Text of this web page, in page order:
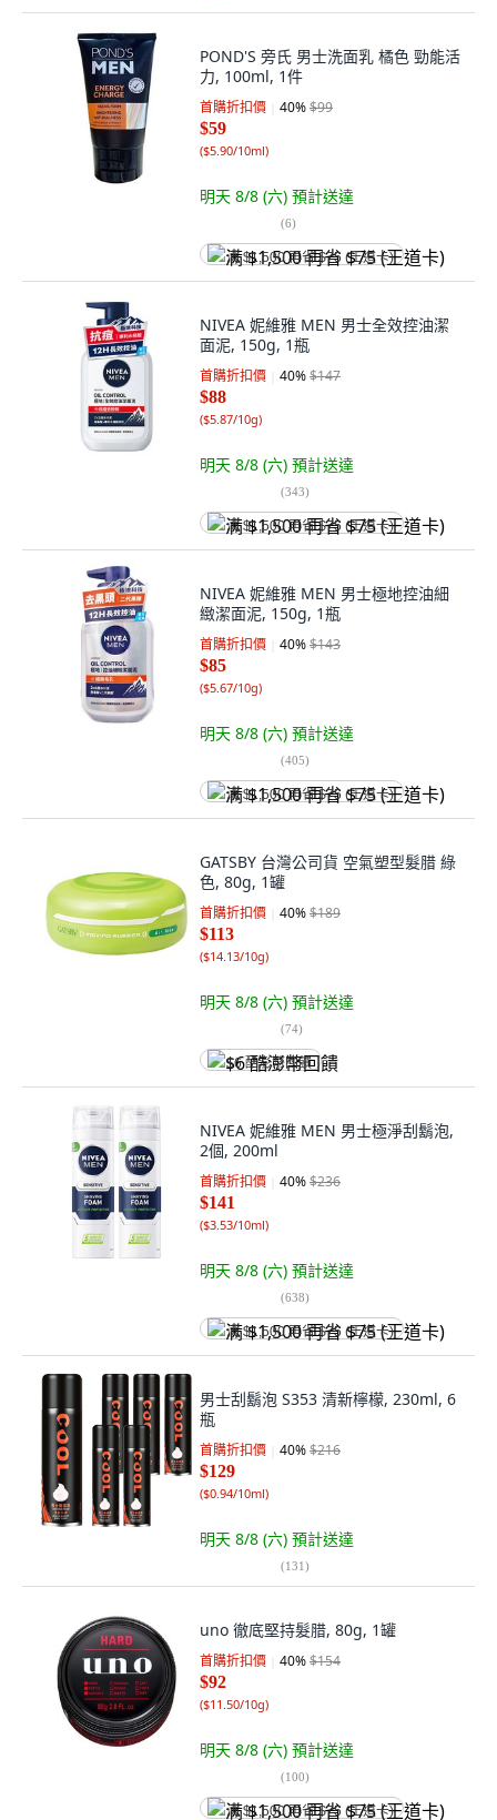
POND'S 旁氏 男士洗面乳 橘色 勁能活
力, 100ml, 1件
首購折扣價 40%$99
$59
($5.90/10ml)
明天 8/8 (六) 預計送達
(6)
满 $1,500 再省 $75 (王道卡)
NIVEA 妮維雅 MEN 男士全效控油潔
面泥, 150g, 1瓶
首購折扣價 40%$147
$88
($5.87/10g)
明天 8/8 (六) 預計送達
(343)
满 $1,500 再省 $75 (王道卡)
NIVEA 妮維雅 MEN 男士極地控油細
緻潔面泥, 150g, 1瓶
首購折扣價 40%$143
$85
($5.67/10g)
明天 8/8 (六) 預計送達
(405)
满 $1,500 再省 $75 (王道卡)
GATSBY 台灣公司貨 空氣塑型髮腊 綠
色, 80g, 1罐
首購折扣價 40%$189
$113
($14.13/10g)
明天 8/8 (六) 預計送達
(74)
$6 酷澎幣回饋
NIVEA 妮維雅 MEN 男士極淨刮鬍泡,
2個, 200ml
首購折扣價 40%$236
$141
($3.53/10ml)
明天 8/8 (六) 預計送達
(638)
满 $1,500 再省 $75 (王道卡)
男士刮鬍泡 S353 清新檸檬, 230ml, 6
瓶
首購折扣價 40%$216
$129
($0.94/10ml)
明天 8/8 (六) 預計送達
(131)
uno 徹底堅持髮腊, 80g, 1罐
首購折扣價 40%$154
$92
($11.50/10g)
明天 8/8 (六) 預計送達
(100)
满 $1,500 再省 $75 (王道卡)